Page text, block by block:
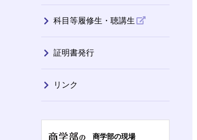
科目等履修生・聴講生
証明書発行
リンク
商学部の現場